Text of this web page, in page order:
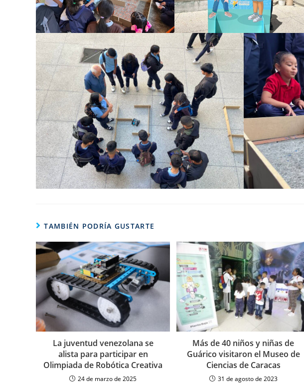
TAMBIÉN PODRÍA GUSTARTE
La juventud venezolana se
alista para participar en
Olimpiada de Robótica Creativa
24 de marzo de 2025
Más de 40 niños y niñas de
Guárico visitaron el Museo de
Ciencias de Caracas
31 de agosto de 2023